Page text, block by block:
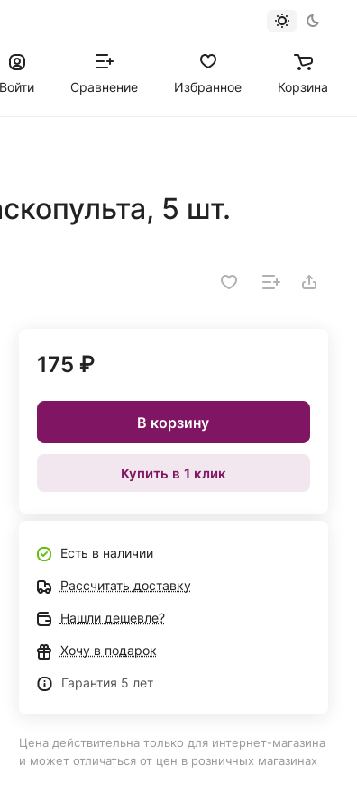
Войти
Сравнение Избранное Корзина
5 шт.
175 ₽
В корзину
Купить в 1 клик
Есть в наличии
Рассчитать доставку
Нашли дешевле?
Хочу в подарок
Гарантия 5 лет
Цена действительна только для интернет-магазина
и может отличаться от цен в розничных магазинах